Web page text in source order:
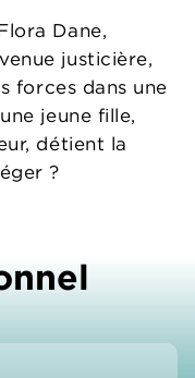
Dane,
justicière,
forces dans une
jeune fille,
détient la
?